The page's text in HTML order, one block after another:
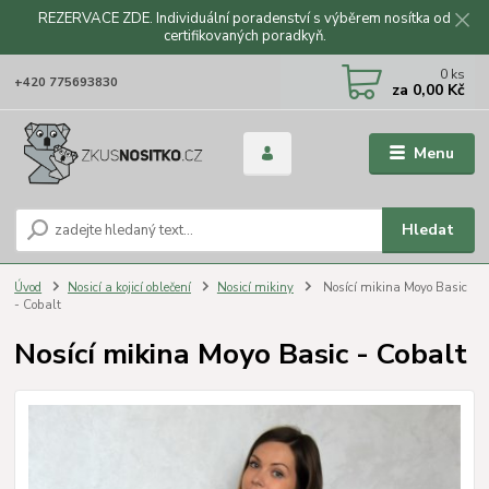
REZERVACE ZDE. Individuální poradenství s výběrem nosítka od
certifikovaných poradkyň.
Menu
Hledat
+420 775693830 0 ks
za 0,00 Kč
Úvod Nosicí a kojicí oblečení Nosicí mikiny
Nosící mikina Moyo Basic
- Cobalt
Nosící mikina Moyo Basic - Cobalt